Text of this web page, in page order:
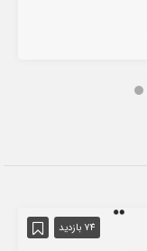
74 بازدید